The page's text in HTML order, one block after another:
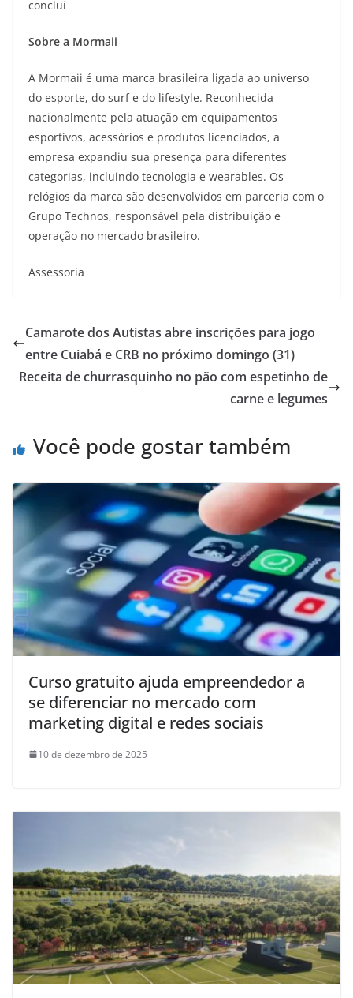
conclui
Sobre a Mormaii
A Mormaii é uma marca brasileira ligada ao universo
do esporte, do surf e do lifestyle. Reconhecida
nacionalmente pela atuação em equipamentos
esportivos, acessórios e produtos licenciados, a
empresa expandiu sua presença para diferentes
categorias, incluindo tecnologia e wearables. Os
relógios da marca são desenvolvidos em parceria com o
Grupo Technos, responsável pela distribuição e
operação no mercado brasileiro.
Assessoria
Camarote dos Autistas abre inscrições para jogo
entre Cuiabá e CRB no próximo domingo (31)
Receita de churrasquinho no pão com espetinho de
carne e legumes
Você pode gostar também
Curso gratuito ajuda empreendedor a
se diferenciar no mercado com
marketing digital e redes sociais
10 de dezembro de 2025